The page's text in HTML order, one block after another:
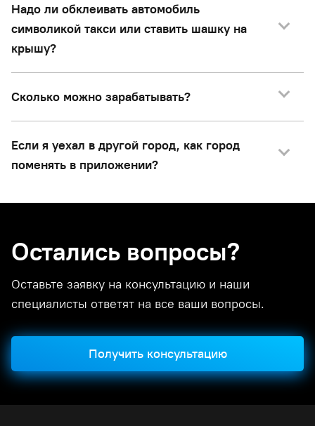
Надо ли обклеивать автомобиль
символикой такси или ставить шашку на
крышу?
Сколько можно зарабатывать?
Если я уехал в другой город, как город
поменять в приложении?
Остались вопросы?
Оставьте заявку на консультацию и наши
специалисты ответят на все ваши вопросы.
Получить консультацию